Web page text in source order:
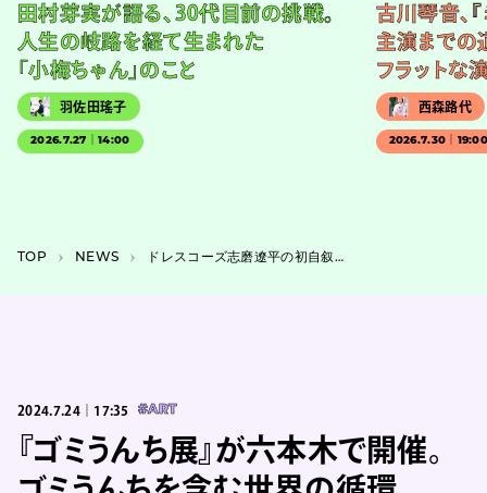
田村芽実が語る、30代目前の挑戦。
人生の岐路を経て生まれた
「小梅ちゃん」のこと
羽佐田瑤子
2026.7.27｜14:00
古川琴音、
主演までの
フラットな
西森路代
2026.7.30｜
TOP NEWS ドレスコーズ志磨遼平の初自叙伝が9月に刊行、美輪明宏との特別インタビューも掲載
2024.7.24｜17:35 #ART
『ゴミうんち展』が六本木で開催。